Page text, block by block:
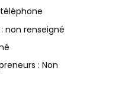
non renseigné
: Non